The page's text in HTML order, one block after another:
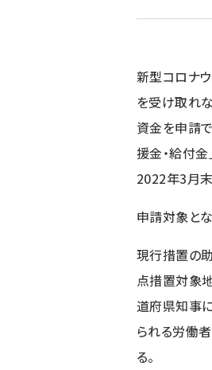
新型コロナ
を受け取れ
資金を申請
援金・給付
2022年3月
申請対象と
現行措置の
点措置対象
道府県知事
られる労働
る。